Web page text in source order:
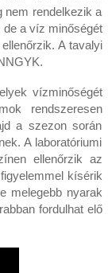
nem rendelkezik a
a víz minőségét
A tavalyi
vízminőségét
rendszeresen
a szezon során
A laboratóriumi
ellenőrzik az
kísérik
melegebb nyarak
fordulhat elő